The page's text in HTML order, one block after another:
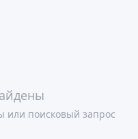
или поисковый запрос